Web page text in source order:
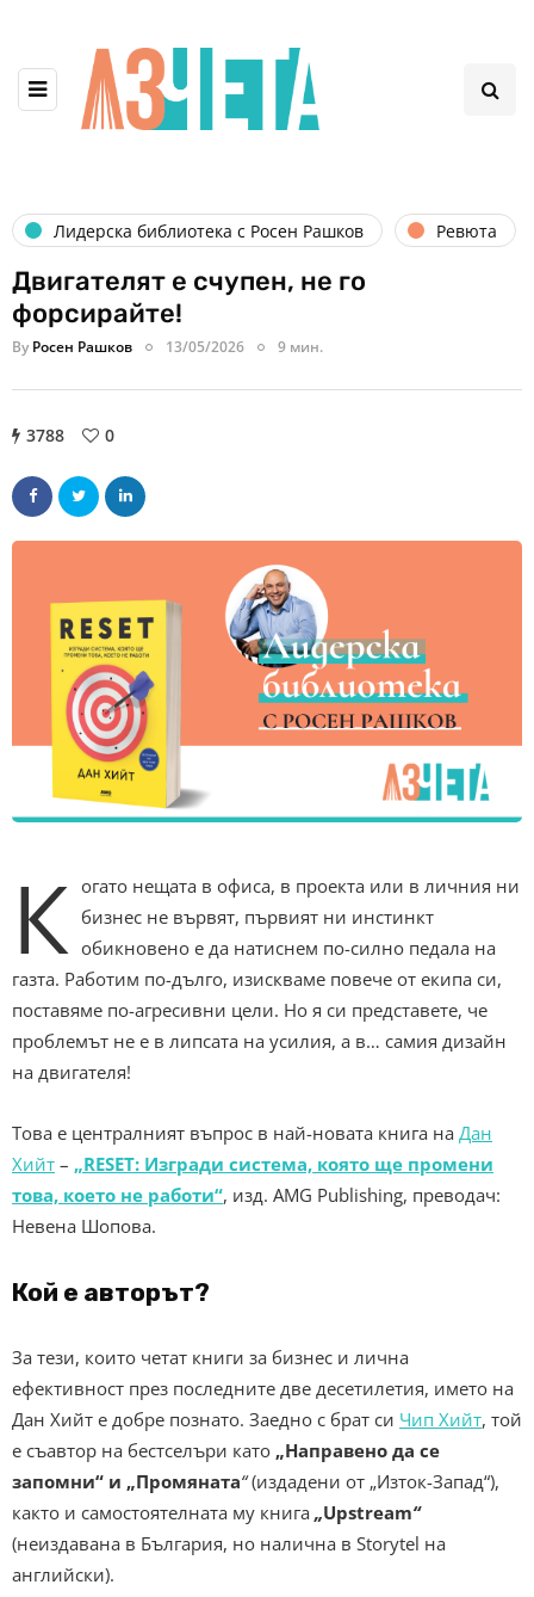
Лидерска библиотека с Росен Рашков Ревюта
Двигателят е счупен, не го
форсирайте!
By Росен Рашков 13/05/2026 9 мин.
3788 0
К огато нещата в офиса, в проекта или в личния ни
бизнес не вървят, първият ни инстинкт
обикновено е да натиснем по-силно педала на
газта. Работим по-дълго, изискваме повече от екипа си,
поставяме по-агресивни цели. Но я си представете, че
проблемът не е в липсата на усилия, а в… самия дизайн
на двигателя!
Това е централният въпрос в най-новата книга на Дан
Хийт – „RESET: Изгради система, която ще промени
това, което не работи“, изд. AMG Publishing, преводач:
Невена Шопова.
Кой е авторът?
За тези, които четат книги за бизнес и лична
ефективност през последните две десетилетия, името на
Дан Хийт е добре познато. Заедно с брат си Чип Хийт, той
е съавтор на бестселъри като „Направено да се
запомни“ и „Промяната“(издадени от „Изток-Запад“),
както и самостоятелната му книга „Upstream“
(неиздавана в България, но налична в Storytel на
английски).